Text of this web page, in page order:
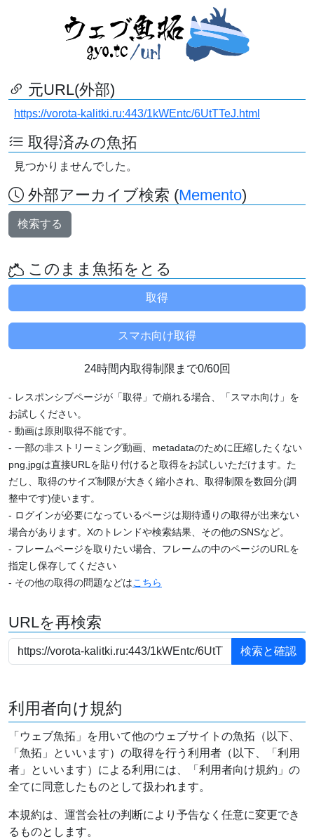
元URL(外部)
https://vorota-kalitki.ru:443/1kWEntc/6UtTTeJ.html
取得済みの魚拓
見つかりませんでした。
外部アーカイブ検索 (Memento)
検索する
このまま魚拓をとる
24時間内取得制限まで0/60回
- レスポンシブページが「取得」で崩れる場合、「スマホ向け」を
お試しください。
- 動画は原則取得不能です。
- 一部の非ストリーミング動画、metadataのために圧縮したくない
png,jpgは直接URLを貼り付けると取得をお試しいただけます。た
だし、取得のサイズ制限が大きく縮小され、取得制限を数回分(調
整中です)使います。
- ログインが必要になっているページは期待通りの取得が出来ない
場合があります。Xのトレンドや検索結果、その他のSNSなど。
- フレームページを取りたい場合、フレームの中のページのURLを
指定し保存してください
- その他の取得の問題などはこちら
URLを再検索
利用者向け規約
「ウェブ魚拓」を用いて他のウェブサイトの魚拓（以下、
「魚拓」といいます）の取得を行う利用者（以下、「利用
者」といいます）による利用には、「利用者向け規約」の
全てに同意したものとして扱われます。
本規約は、運営会社の判断により予告なく任意に変更でき
るものとします。